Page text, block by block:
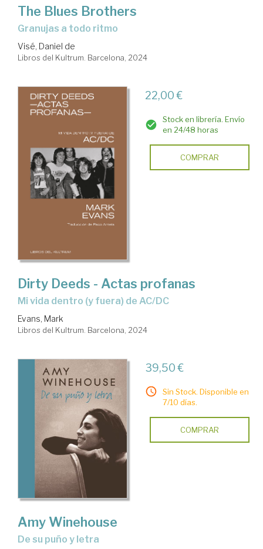
The Blues Brothers
Granujas a todo ritmo
Visé, Daniel de
Libros del Kultrum. Barcelona, 2024
22,00 €
Stock en librería. Envío
en 24/48 horas
COMPRAR
Dirty Deeds - Actas profanas
Mi vida dentro (y fuera) de AC/DC
Evans, Mark
Libros del Kultrum. Barcelona, 2024
39,50 €
Sin Stock. Disponible en
7/10 días.
COMPRAR
Amy Winehouse
de su puño y letra